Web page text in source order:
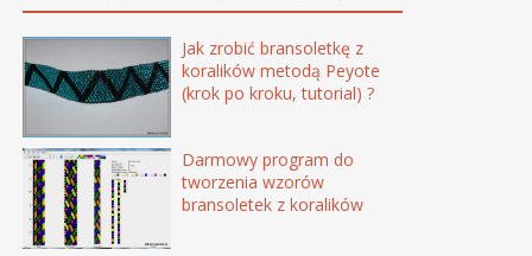
Jak zrobić bransoletkę z
koralików metodą Peyote
(krok po kroku, tutorial) ?
Darmowy program do
tworzenia wzorów
bransoletek z koralików